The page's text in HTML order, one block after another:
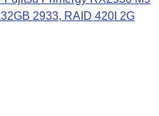
2933, RAID 420I 2G